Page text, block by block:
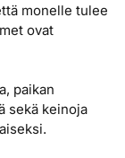
monelle tulee
ovat
paikan
sekä keinoja